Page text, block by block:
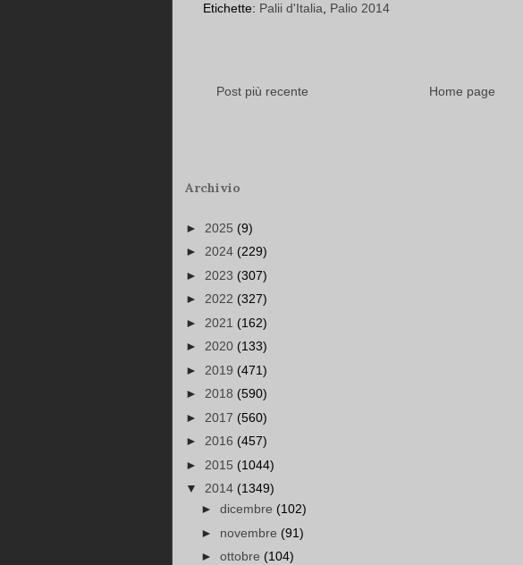
Etichette: Palii d'Italia, Palio 2014
Post più recente Home page
Archivio
► 2025 (9)
► 2024 (229)
► 2023 (307)
► 2022 (327)
► 2021 (162)
► 2020 (133)
► 2019 (471)
► 2018 (590)
► 2017 (560)
► 2016 (457)
► 2015 (1044)
▼ 2014 (1349)
► dicembre (102)
► novembre (91)
► ottobre (104)